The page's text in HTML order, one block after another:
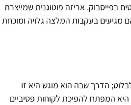
בפייסבוק. אריזה פוטוגנית שמייצרת
מגיעים בעקבות המלצה גלויה ומוכחת
הדרך שבה הוא מוגש היא זו
המפתח להפיכת לקוחות פסיביים